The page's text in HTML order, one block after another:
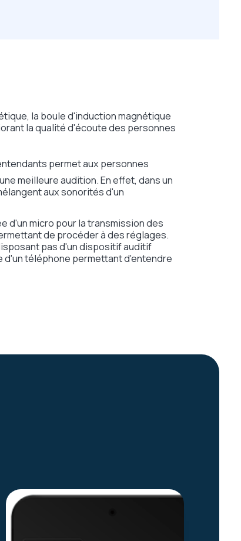
la boule d'induction magnétique
la qualité d'écoute des personnes
permet aux personnes
meilleure audition. En effet, dans un
aux sonorités d'un
d'un micro pour la transmission des
de procéder à des réglages.
pas d'un dispositif auditif
téléphone permettant d'entendre